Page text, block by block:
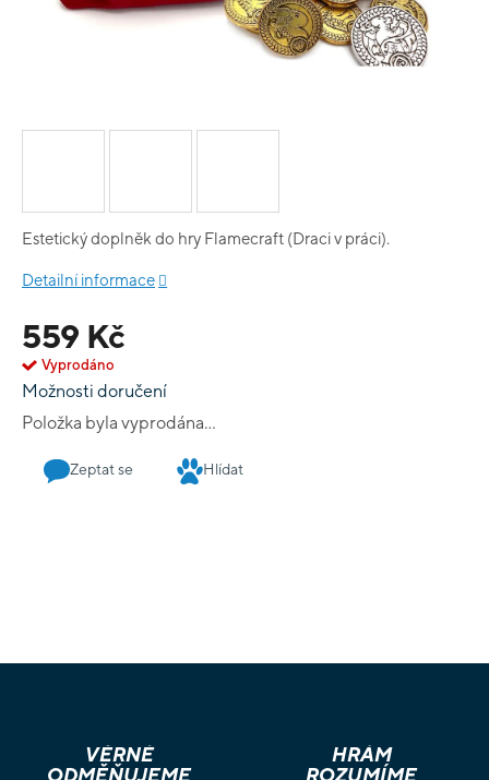
559 Kč
Vyprodáno
Možnosti doručení
Položka byla vyprodána…
Estetický doplněk do hry Flamecraft (Draci v práci).
Detailní informace
Zeptat se Hlídat
VĚRNÉ
ODMĚŇUJEME
HRÁM
ROZUMÍME